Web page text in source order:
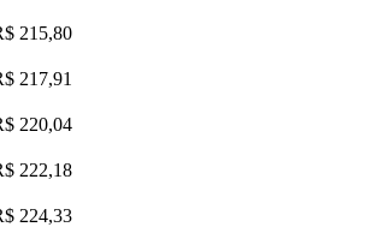
215,80
217,91
220,04
222,18
224,33